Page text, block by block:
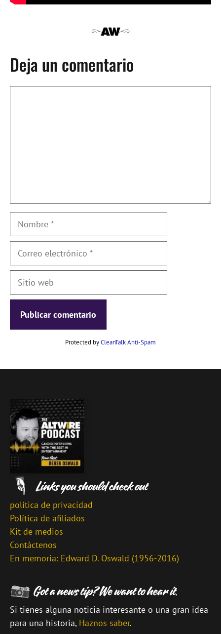
Deja un comentario
Nombre
Correo
Sitio
Protected byCleanTalk Anti-Spam
política de privacidad
Política de afiliados
Kit de medios
Contáctenos
En memoria: Edward D. Oswald (1956-2016)
Si tienes alguna noticia interesante o una gran idea
para una historia, Haznos saber.